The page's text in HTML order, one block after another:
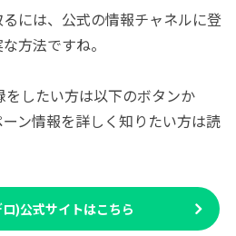
には、公式の情報チャネルに登
方法ですね。
したい方は以下のボタンか
ン情報を詳しく知りたい方は読
)公式サイトはこちら